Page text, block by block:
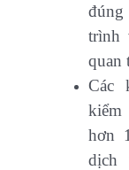
đúng
trình
quan
Các
kiểm
hơn
dịch